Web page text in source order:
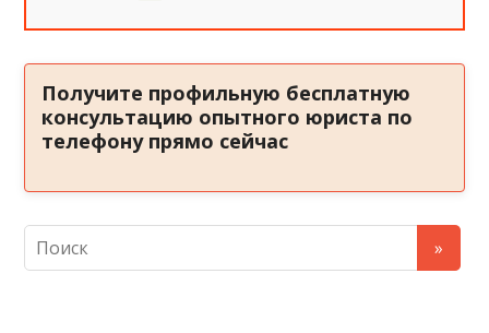
Получите профильную бесплатную
консультацию опытного юриста по
телефону прямо сейчас